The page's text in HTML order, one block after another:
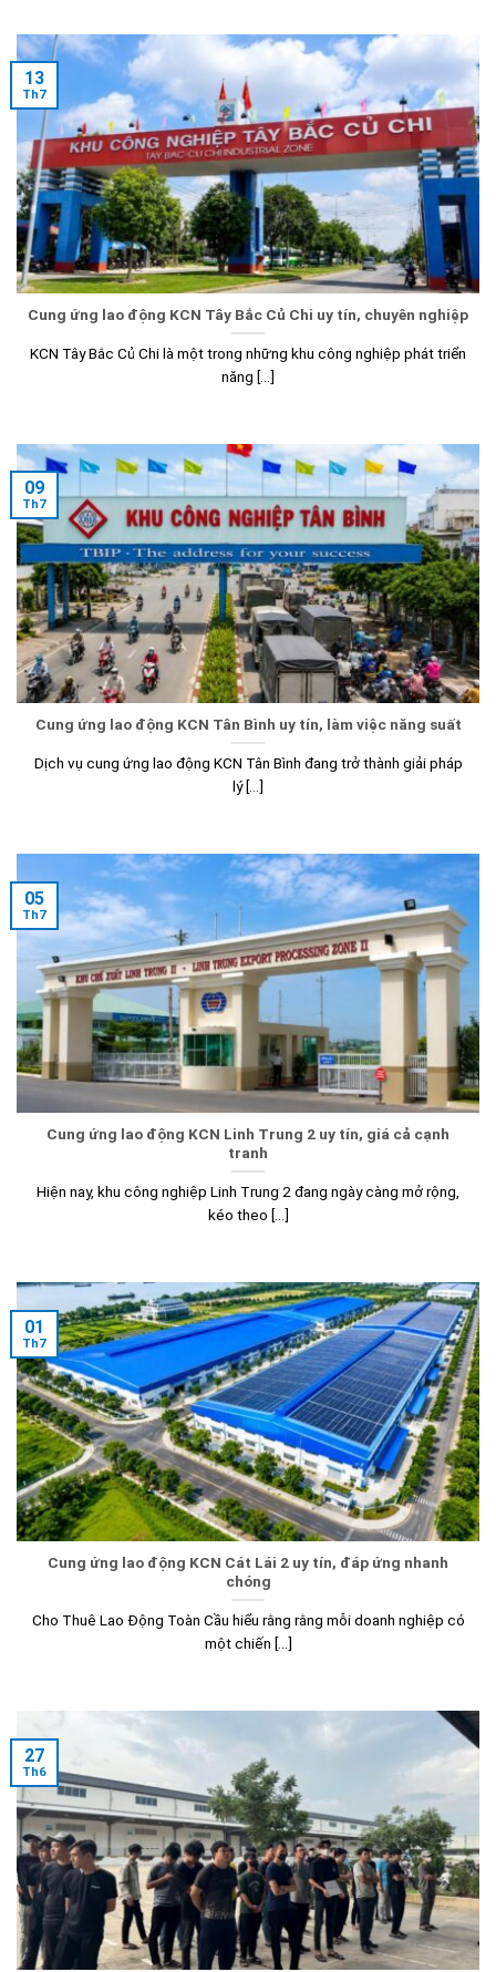
Cung ứng lao động KCN Tây Bắc Củ Chi uy tín, chuyên nghiệp
KCN Tây Bắc Củ Chi là một trong những khu công nghiệp phát triển
năng [...]
13
Th7
Cung ứng lao động KCN Tân Bình uy tín, làm việc năng suất
Dịch vụ cung ứng lao động KCN Tân Bình đang trở thành giải pháp
lý [...]
09
Th7
Cung ứng lao động KCN Linh Trung 2 uy tín, giá cả cạnh
tranh
Hiện nay, khu công nghiệp Linh Trung 2 đang ngày càng mở rộng,
kéo theo [...]
05
Th7
Cung ứng lao động KCN Cát Lái 2 uy tín, đáp ứng nhanh
chóng
Cho Thuê Lao Động Toàn Cầu hiểu rằng rằng mỗi doanh nghiệp có
một chiến [...]
01
Th7
27
Th6